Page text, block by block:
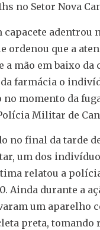
no Setor Nova
adentrou
ordenou que a
mão em baixo da
farmácia o
momento da
Militar​ de
no final da tarde
um dos
relatou a
Ainda durante a
um aparelho
preta, tomando